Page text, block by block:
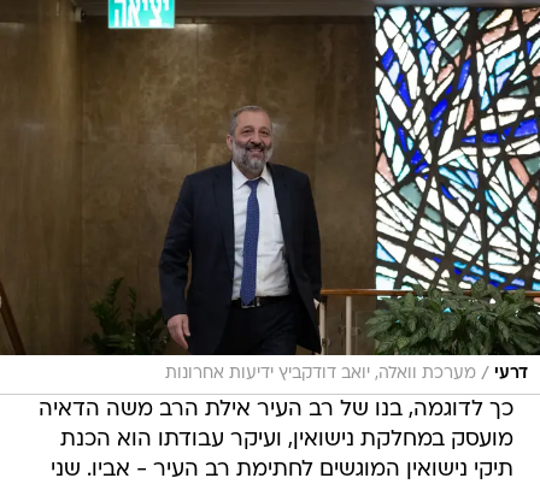
דרעי / מערכת וואלה, יואב דודקביץ ידיעות אחרונות
כך לדוגמה, בנו של רב העיר אילת הרב משה הדאיה
מועסק במחלקת נישואין, ועיקר עבודתו הוא הכנת
תיקי נישואין המוגשים לחתימת רב העיר - אביו. שני